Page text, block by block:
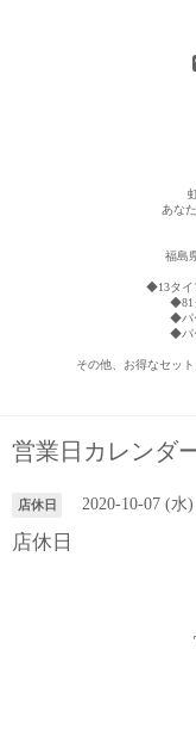
あな
福島
◆13タイ
◆81
◆パ
◆パ
その他、お得なセッ
営業日カレンダ
店休日 2020-10-07 (水)
店休日